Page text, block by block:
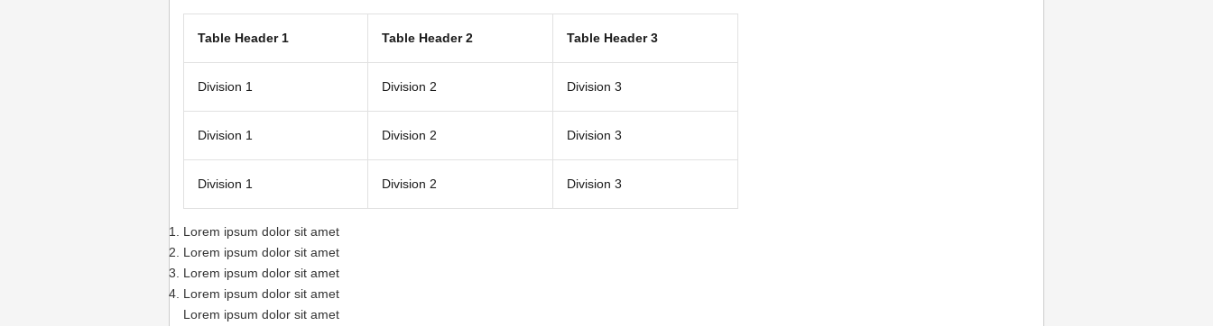
Table Header 1 Table Header 2 Table Header 3
Division 1 Division 2 Division 3
Division 1 Division 2 Division 3
Division 1 Division 2 Division 3
Lorem ipsum dolor sit amet
Lorem ipsum dolor sit amet
Lorem ipsum dolor sit amet
Lorem ipsum dolor sit amet
Lorem ipsum dolor sit amet